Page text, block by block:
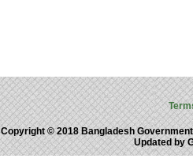
Copyright © 2018 Bangladesh
Updated by